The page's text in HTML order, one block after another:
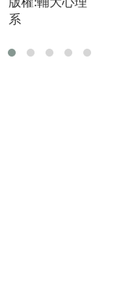
學習活動，
講、藝文活
系